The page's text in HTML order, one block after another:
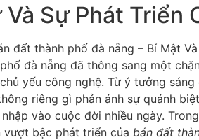
Và Sự Phát Triển
đà nẵng đã thông sang một
yếu công nghệ. Từ ý tưởng
riêng gì phản ánh sự quánh
vào cuộc đời nhiều ngày.
vượt bậc phát triển của bán đất